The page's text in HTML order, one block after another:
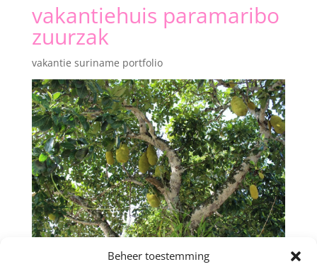
Beheer toestemming
vakantiehuis paramaribo
zuurzak
vakantie suriname portfolio